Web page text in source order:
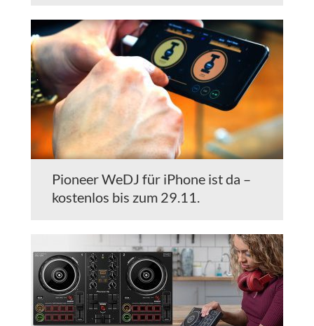
Pioneer WeDJ für iPhone ist da –
kostenlos bis zum 29.11.